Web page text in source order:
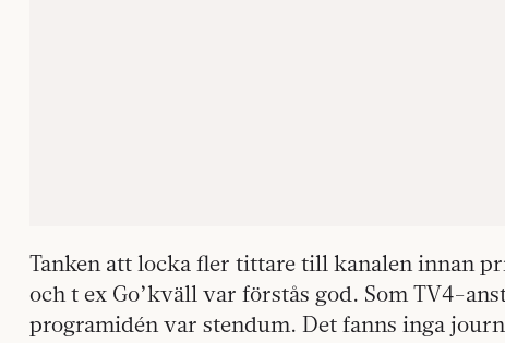
Tanken att locka fler tittare till kanalen innan
och t ex Go’kväll var förstås god. Som TV4-
programidén var stendum. Det fanns inga